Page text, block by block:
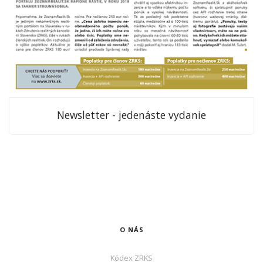
Newsletter - jedenáste vydanie
O NÁS
Kódex ZRKS